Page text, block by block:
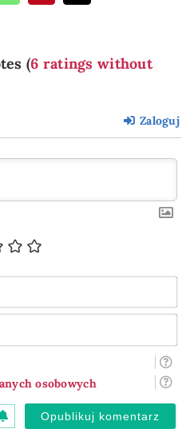
(6 ratings without
Zaloguj
osobowych